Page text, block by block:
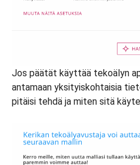
Jos päätät käyttää tekoälyn
antamaan yksityiskohtaisia
pitäisi tehdä ja miten sitä